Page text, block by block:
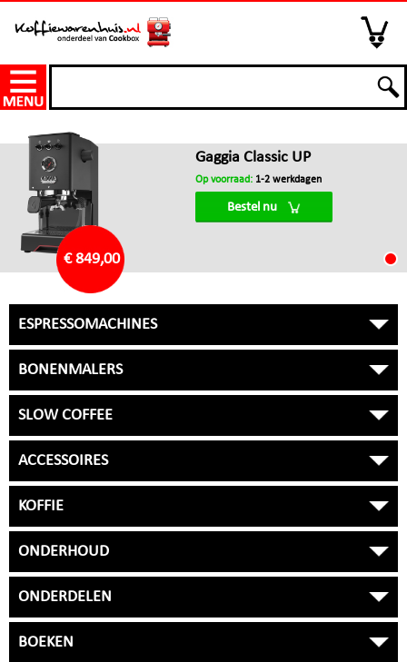
€ 849,00
Gaggia Classic UP
Op voorraad: 1-2 werkdagen
Bestel nu
ESPRESSOMACHINES
BONENMALERS
SLOW COFFEE
ACCESSOIRES
KOFFIE
ONDERHOUD
ONDERDELEN
BOEKEN